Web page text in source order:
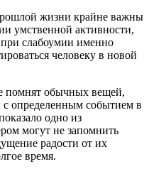
жизни крайне важны
умственной активности,
слабоумии именно
человеку в новой
помнят обычных вещей,
с определенным событием в
одно из
могут не запомнить
радости от их
время.